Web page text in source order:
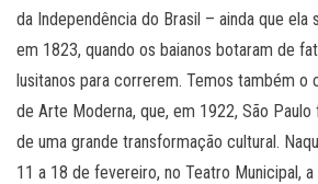
da Independência do Brasil – ainda que ela
em 1823, quando os baianos botaram de
lusitanos para correrem. Temos também o
de Arte Moderna, que, em 1922, São
de uma grande transformação cultural.
11 a 18 de fevereiro, no Teatro Municipal,